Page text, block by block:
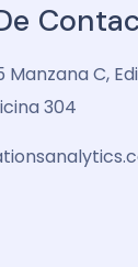
C,
304